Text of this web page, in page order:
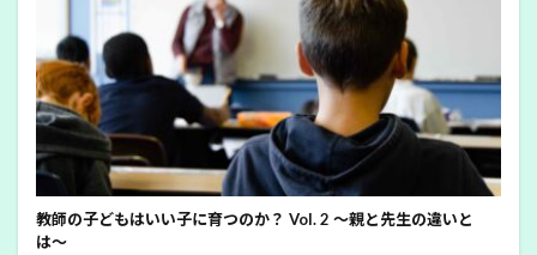
教師の子どもはいい子に育つのか？ Vol. 2 〜親と先生の違いと
は〜